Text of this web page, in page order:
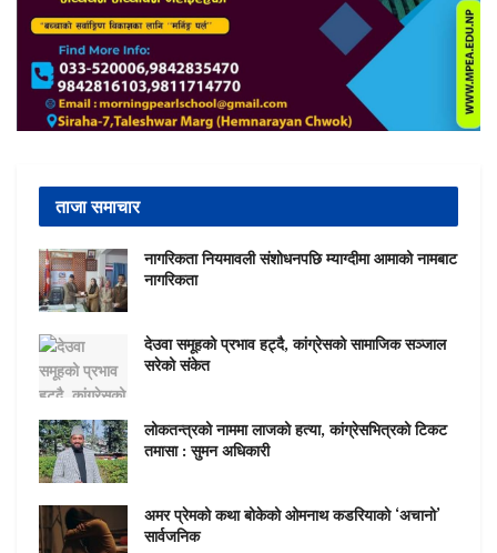
ताजा समाचार
नागरिकता नियमावली संशोधनपछि म्याग्दीमा आमाको नामबाट
नागरिकता
देउवा समूहको प्रभाव हट्दै, कांग्रेसको सामाजिक सञ्जाल
सरेको संकेत
लोकतन्त्रको नाममा लाजको हत्या, कांग्रेसभित्रको टिकट
तमासा : सुमन अधिकारी
अमर प्रेमको कथा बोकेको ओमनाथ कडरियाको ‘अचानो’
सार्वजनिक